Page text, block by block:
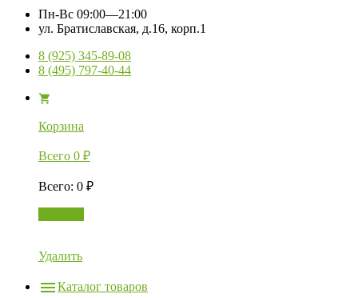
Пн-Вс 09:00—21:00
ул. Братиславская, д.16, корп.1
8 (925) 345-89-08
8 (495) 797-40-44
Корзина
Всего 0 ₽
Всего: 0 ₽
Удалить
Каталог товаров